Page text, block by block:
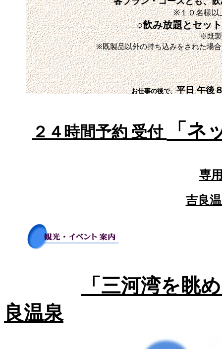
２４時間予約 受付 「ネ
専
吉良
「三河湾を眺
良温泉